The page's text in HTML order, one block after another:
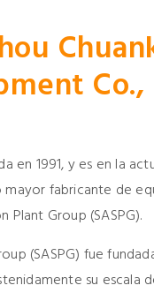
en 1991, y es en la
fabricante de
Plant Group (SASPG).
(SASPG) fue
su escala